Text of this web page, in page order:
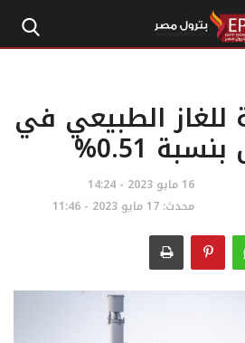
للغاز الطبيعي في
0.51%
16 مايو 2023 - 14:24
محدث: 17 مايو 2023 - 11:46